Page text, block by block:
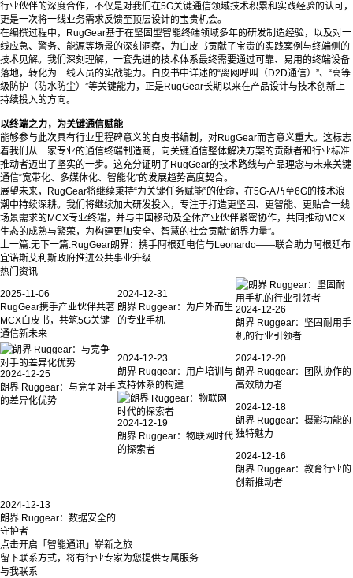
行业伙伴的深度合作，不仅是对我们在5G关键通信领域技术积累和实践经验的认可，
更是一次将一线业务需求反馈至顶层设计的宝贵机会。
在编撰过程中，RugGear基于在坚固型智能终端领域多年的研发制造经验，以及对一
线应急、警务、能源等场景的深刻洞察，为白皮书贡献了宝贵的实践案例与终端侧的
技术见解。我们深刻理解，一套先进的技术体系最终需要通过可靠、易用的终端设备
落地，转化为一线人员的实战能力。白皮书中详述的“离网呼叫（D2D通信）”、“高等
级防护（防水防尘）”等关键能力，正是RugGear长期以来在产品设计与技术创新上
持续投入的方向。
以终端之力，为关键通信赋能
能够参与此次具有行业里程碑意义的白皮书编制，对RugGear而言意义重大。这标志
着我们从一家专业的通信终端制造商，向关键通信整体解决方案的贡献者和行业标准
推动者迈出了坚实的一步。这充分证明了RugGear的技术路线与产品理念与未来关键
通信“宽带化、多媒体化、智能化”的发展趋势高度契合。
展望未来，RugGear将继续秉持“为关键任务赋能”的使命，在5G-A乃至6G的技术浪
潮中持续深耕。我们将继续加大研发投入，专注于打造更坚固、更智能、更贴合一线
场景需求的MCX专业终端，并与中国移动及全体产业伙伴紧密协作，共同推动MCX
生态的成熟与繁荣，为构建更加安全、智慧的社会贡献“朗界力量”。
上一篇:无 下一篇:RugGear朗界：携手阿根廷电信与Leonardo——联合助力阿根廷布
宜诺斯艾利斯政府推进公共事业升级
热门资讯
2025-11-06
RugGear携手产业伙伴共著
MCX白皮书，共筑5G关键
通信新未来
2024-12-31
朗界 Ruggear：为户外而生
的专业手机
2024-12-26
朗界 Ruggear：坚固耐用手
机的行业引领者
2024-12-25
朗界 Ruggear：与竞争对手
的差异化优势
2024-12-23
朗界 Ruggear：用户培训与
支持体系的构建
2024-12-20
朗界 Ruggear：团队协作的
高效助力者
2024-12-19
朗界 Ruggear：物联网时代
的探索者
2024-12-18
朗界 Ruggear：摄影功能的
独特魅力
2024-12-16
朗界 Ruggear：教育行业的
创新推动者
2024-12-13
朗界 Ruggear：数据安全的
守护者
点击开启「智能通讯」崭新之旅
留下联系方式，将有行业专家为您提供专属服务
与我联系